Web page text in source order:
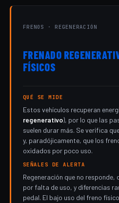
FRENOS · REGENERACIÓN
FRENADO
FÍSICOS
QUÉ SE MIDE
Estos vehículos recuperan
regenerativo), por lo que las
suelen durar más. Se verifica
y, paradójicamente, que los
oxidados por poco uso.
SEÑALES DE ALERTA
Regeneración que no
por falta de uso, y diferencias
pedal. El bajo uso del freno